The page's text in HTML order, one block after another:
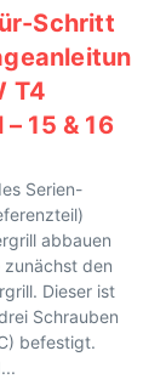
Schritt
T4
15 & 16
Serien-
abbauen
zunächst den
Dieser ist
Schrauben
befestigt.